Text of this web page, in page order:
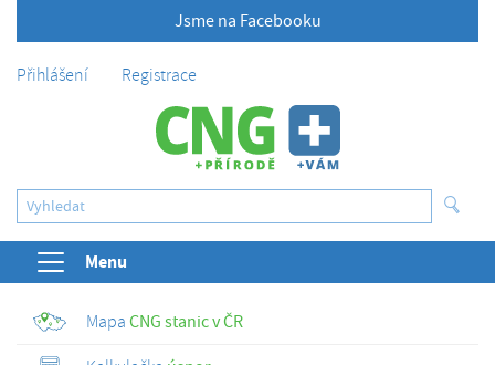
Jsme na Facebooku
Přihlášení Registrace
Menu
Mapa CNG stanic v ČR